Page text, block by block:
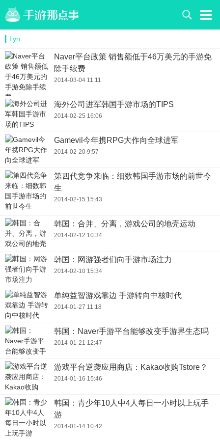
Lyn
Naver平台政策 销售额低于46万美元的手游免
除手续费
2014-03-04 11:11
海外公司进军韩国手游市场的TIPS
2014-02-25 16:06
Gamevil今年携RPG大作向全球进军
2014-02-20 9:57
第四代竞争来临：细数韩国手游市场的前世今
生
2014-02-15 15:43
韩国：合并、分离，游戏公司的地壳运动
2014-02-12 10:34
韩国：网游强者们向手游市场注力
2014-02-10 15:34
单纯益智游戏靠边 手游转向中核时代
2014-01-27 11:18
韩国：Naver手游平台能够改变手游界生态吗
2014-01-21 12:47
游戏平台逆袭应用商店：Kakao收购Tstore？
2014-01-16 15:46
韩国：青少年10人中4人每日一小时以上玩手
游
2014-01-14 10:42